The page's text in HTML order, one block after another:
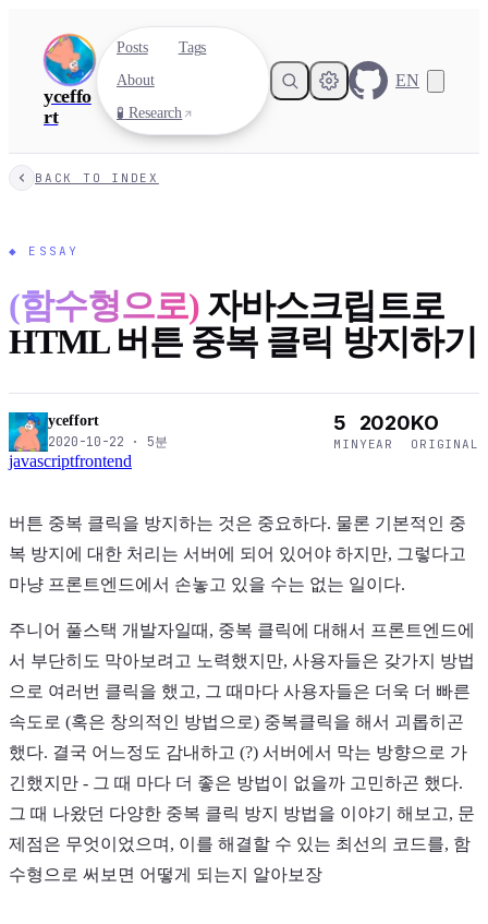
yceffo
rt
Posts
Tags
About
🧪 Research
EN
Light Dark System
BACK TO INDEX
◆ ESSAY
(함수형으로) 자바스크립트로
HTML 버튼 중복 클릭 방지하기
yceffort
2020-10-22 · 5분
5
MIN
2020
YEAR
KO
ORIGINAL
javascriptfrontend
버튼 중복 클릭을 방지하는 것은 중요하다. 물론 기본적인 중
복 방지에 대한 처리는 서버에 되어 있어야 하지만, 그렇다고
마냥 프론트엔드에서 손놓고 있을 수는 없는 일이다.
주니어 풀스택 개발자일때, 중복 클릭에 대해서 프론트엔드에
서 부단히도 막아보려고 노력했지만, 사용자들은 갖가지 방법
으로 여러번 클릭을 했고, 그 때마다 사용자들은 더욱 더 빠른
속도로 (혹은 창의적인 방법으로) 중복클릭을 해서 괴롭히곤
했다. 결국 어느정도 감내하고 (?) 서버에서 막는 방향으로 가
긴했지만 - 그 때 마다 더 좋은 방법이 없을까 고민하곤 했다.
그 때 나왔던 다양한 중복 클릭 방지 방법을 이야기 해보고, 문
제점은 무엇이었으며, 이를 해결할 수 있는 최선의 코드를, 함
수형으로 써보면 어떻게 되는지 알아보장